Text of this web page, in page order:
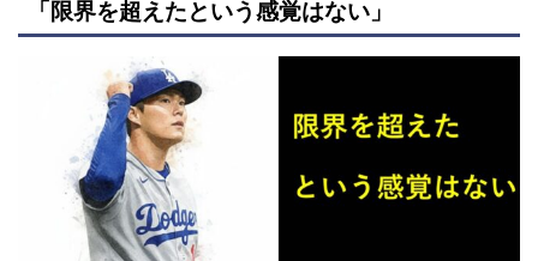
「限界を超えたという感覚はない」